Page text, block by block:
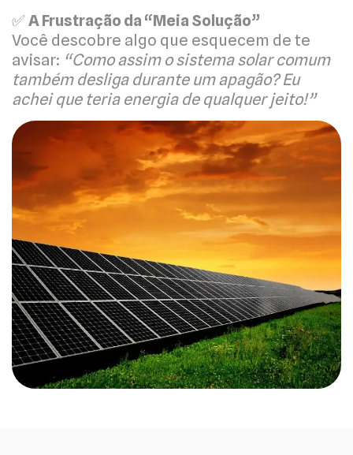
✅A Frustração da “Meia Solução”
Você descobre algo que esquecem de te
avisar: “Como assim o sistema solar comum
também desliga durante um apagão? Eu
achei que teria energia de qualquer jeito!”